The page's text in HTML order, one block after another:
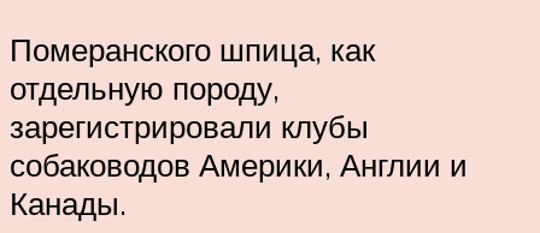
Померанского шпица, как
отдельную породу,
зарегистрировали клубы
собаководов Америки, Англии и
Канады.